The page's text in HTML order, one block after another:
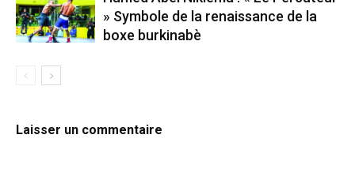
» Symbole de la renaissance de la
boxe burkinabè
Laisser un commentaire